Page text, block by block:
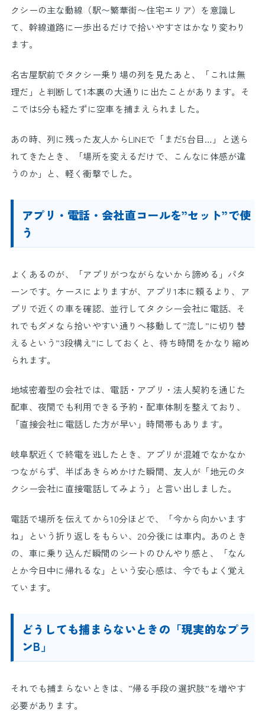
クシーの主な動線（駅〜繁華街〜住宅エリア）を意識し
て、幹線道路に一歩出るだけで拾いやすさはかなり変わり
ます。
名古屋駅前でタクシー乗り場の列を見たあと、「これは無
理だ」と判断して1本裏の大通りに出たことがあります。そ
こでは5分も経たずに空車を捕まえられました。
あの時、列に残った友人からLINEで「まだ5台目…」と送ら
れてきたとき、「場所を変えるだけで、こんなに体感が違
うのか」と、軽く衝撃でした。
アプリ・電話・会社直コールを”セット”で使
う
よくあるのが、「アプリがつながらないから諦める」パタ
ーンです。ケースによりますが、アプリ1本に頼るより、ア
プリで近くの車を確認、並行してタクシー会社に電話、そ
れでもダメなら拾いやすい通りへ移動して”流し”に切り替
えるという”3段構え”にしておくと、待ち時間をかなり縮め
られます。
地域密着型の会社では、電話・アプリ・法人契約を通じた
配車、夜間でも利用できる予約・配車体制を整えており、
「直接会社に電話した方が早い」時間帯もあります。
岐阜駅近くで終電を逃したとき、アプリが混雑でなかなか
つながらず、半ばあきらめかけた瞬間、友人が「地元のタ
クシー会社に直接電話してみよう」と言い出しました。
電話で場所を伝えてから10分ほどで、「今から向かいます
ね」という折り返しをもらい、20分後には車内。あのとき
の、車に乗り込んだ瞬間のシートのひんやり感と、「なん
とか今日中に帰れるな」という安心感は、今でもよく覚え
ています。
どうしても捕まらないときの「現実的なプラ
ンB」
それでも捕まらないときは、”帰る手段の選択肢”を増やす
必要があります。